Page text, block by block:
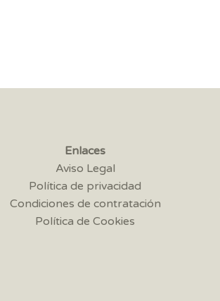
Enlaces
Aviso Legal
Política de privacidad
Condiciones de contratación
Política de Cookies